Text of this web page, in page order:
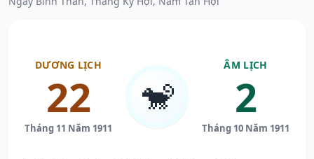
DƯƠNG LỊCH
22
Tháng 11 Năm 1911
🐒
ÂM LỊCH
2
Tháng 10 Năm 1911